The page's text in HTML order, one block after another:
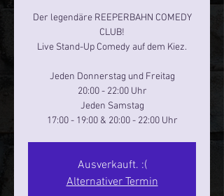
Der legendäre REEPERBAHN COMEDY
CLUB!
Live Stand-Up Comedy auf dem Kiez.
Jeden Donnerstag und Freitag
20:00 - 22:00 Uhr
Jeden Samstag
17:00 - 19:00 & 20:00 - 22:00 Uhr
Ausverkauft. :(
Alternativer Termin